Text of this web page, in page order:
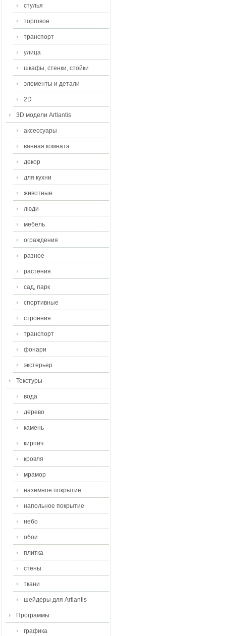
стулья
торговое
транспорт
улица
шкафы, стенки, стойки
элементы и детали
2D
3D модели Artlantis
аксессуары
ванная комната
декор
для кухни
животные
люди
мебель
ограждения
разное
растения
сад, парк
спортивные
строения
транспорт
фонари
экстерьер
Текстуры
вода
дерево
камень
кирпич
кровля
мрамор
наземное покрытие
напольное покрытие
небо
обои
плитка
стены
ткани
шейдеры для Artlantis
Программы
графика